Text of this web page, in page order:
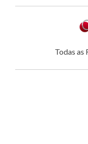
Todas as